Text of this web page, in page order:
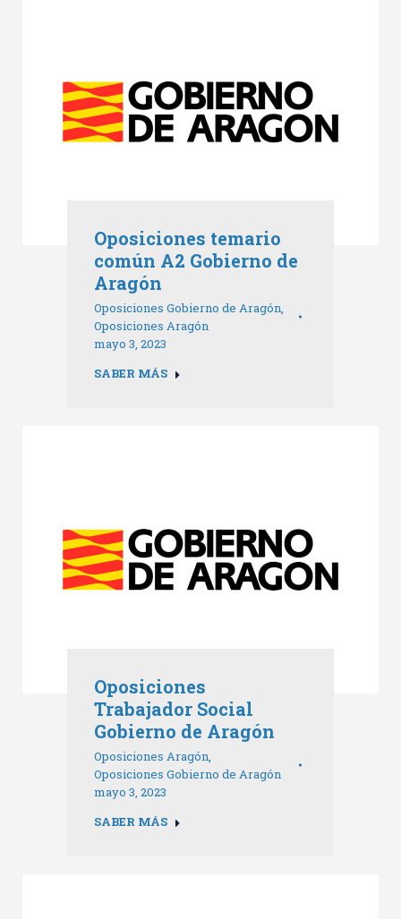
Oposiciones temario
común A2 Gobierno de
Aragón
Oposiciones Gobierno de Aragón,
Oposiciones Aragón
mayo 3, 2023
SABER MÁS
Oposiciones
Trabajador Social
Gobierno de Aragón
Oposiciones Aragón
Oposiciones Gobierno de Aragón
mayo 3, 2023
SABER MÁS